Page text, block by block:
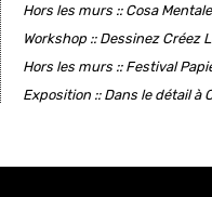
Hors les murs :: Cosa
Workshop :: Dessinez Créez
Hors les murs :: Festival
Exposition :: Dans le détail à